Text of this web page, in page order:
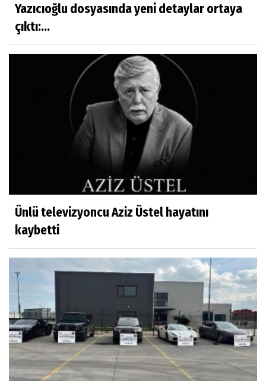
Yazıcıoğlu dosyasında yeni detaylar ortaya
çıktı:...
Ünlü televizyoncu Aziz Üstel hayatını
kaybetti